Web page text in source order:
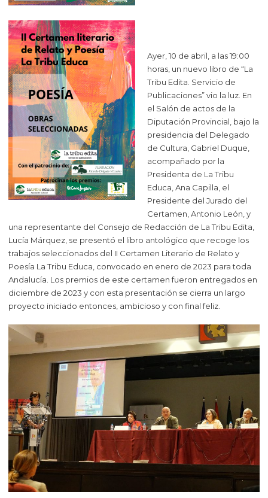
Ayer, 10 de abril, a las 19:00
horas, un nuevo libro de “La
Tribu Edita. Servicio de
Publicaciones” vio la luz. En
el Salón de actos de la
Diputación Provincial, bajo la
presidencia del Delegado
de Cultura, Gabriel Duque,
acompañado por la
Presidenta de La Tribu
Educa, Ana Capilla, el
Presidente del Jurado del
Certamen, Antonio León, y
una representante del Consejo de Redacción de La Tribu Edita,
Lucía Márquez, se presentó el libro antológico que recoge los
trabajos seleccionados del II Certamen Literario de Relato y
Poesía La Tribu Educa, convocado en enero de 2023 para toda
Andalucía. Los premios de este certamen fueron entregados en
diciembre de 2023 y con esta presentación se cierra un largo
proyecto iniciado entonces, ambicioso y con final feliz.